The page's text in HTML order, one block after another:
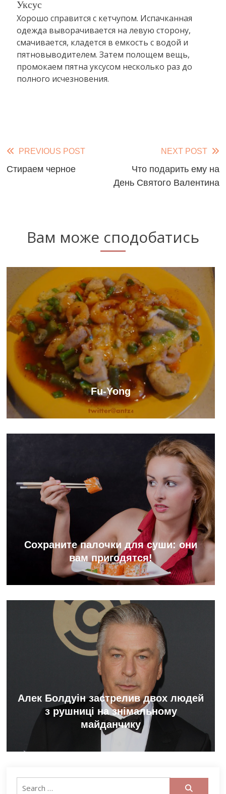
Уксус
Хорошо справится с кетчупом. Испачканная
одежда выворачивается на левую сторону,
смачивается, кладется в емкость с водой и
пятновыводителем. Затем полощем вещь,
промокаем пятна уксусом несколько раз до
полного исчезновения.
Read
more
PREVIOUS POST
Стираем черное
NEXT POST
Что подарить ему на
День Святого Валентина
Вам може сподобатись
Fu-Yong
Сохраните палочки для суши: они
вам пригодятся!
Алек Болдуін застрелив двох людей
з рушниці на знімальному
майданчику
Search